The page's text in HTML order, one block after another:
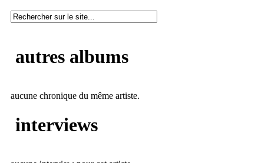
autres albums
aucune chronique du même artiste.
interviews